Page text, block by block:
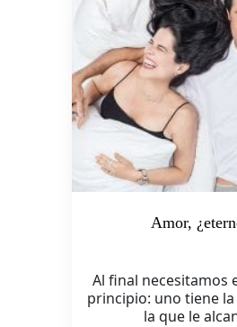
Amor,
Al final necesitamos
principio: uno tiene
la que le